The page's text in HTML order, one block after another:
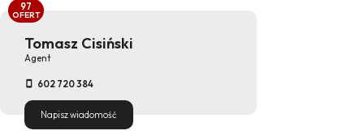
Tomasz Cisiński
Agent
602 720 384
Napisz wiadomość
97
OFERT